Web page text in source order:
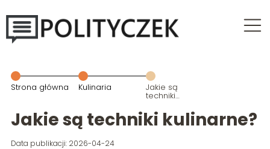
Strona główna Kulinaria Jakie są
techniki
Jakie są techniki kulinarne?
Data publikacji: 2026-04-24